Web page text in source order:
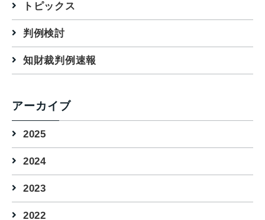
トピックス
判例検討
知財裁判例速報
アーカイブ
2025
2024
2023
2022